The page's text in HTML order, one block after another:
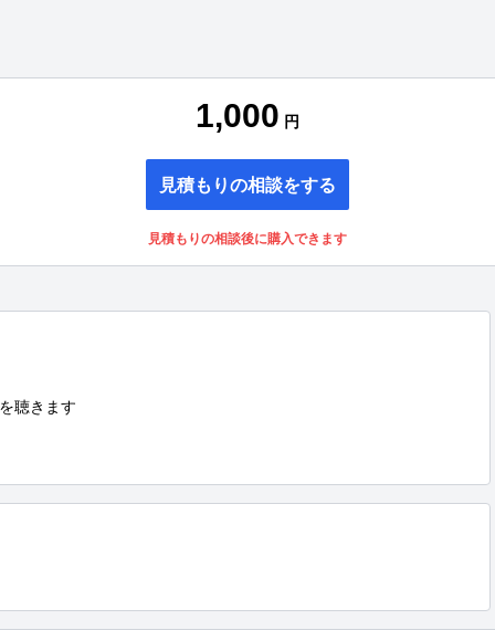
1,000 円
見積もりの相談をする
見積もりの相談後に購入できます
聴きます